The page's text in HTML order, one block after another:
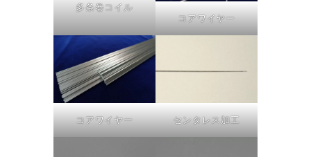
多条巻コイル
コアワイヤー
コアワイヤー センタレス加工